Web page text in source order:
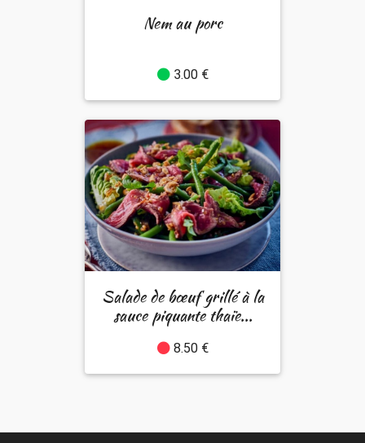
Nem au porc
3.00 €
Salade de bœuf grillé à la
sauce piquante thaïe...
8.50 €